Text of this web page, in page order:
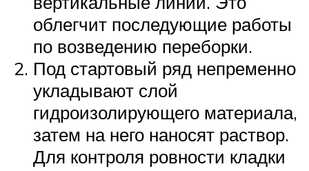
облегчит последующие работы
по возведению переборки.
Под стартовый ряд непременно
укладывают слой
гидроизолирующего материала,
затем на него наносят раствор.
Для контроля ровности кладки